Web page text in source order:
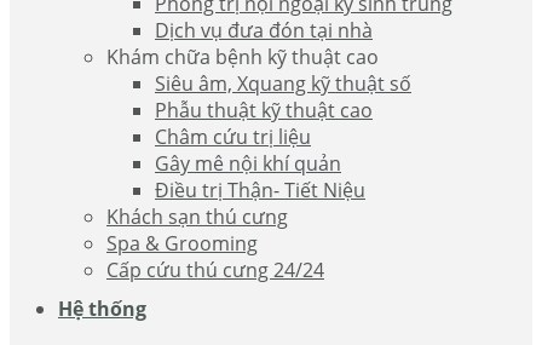
Dịch vụ đưa đón tại nhà
Khám chữa bệnh kỹ thuật cao
Siêu âm, Xquang kỹ thuật số
Phẫu thuật kỹ thuật cao
Châm cứu trị liệu
Gây mê nội khí quản
Điều trị Thận- Tiết Niệu
Khách sạn thú cưng
Spa & Grooming
Cấp cứu thú cưng 24/24
Hệ thống